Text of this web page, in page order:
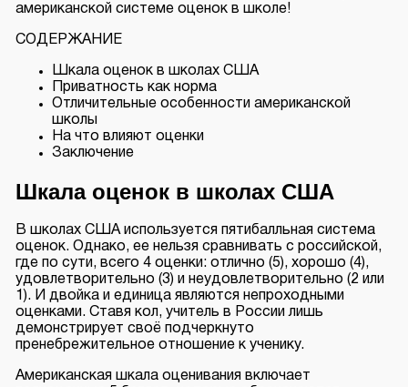
американской системе оценок в школе!
СОДЕРЖАНИЕ
Шкала оценок в школах США
Приватность как норма
Отличительные особенности американской
школы
На что влияют оценки
Заключение
Шкала оценок в школах США
В школах США используется пятибалльная система
оценок. Однако, ее нельзя сравнивать с российской,
где по сути, всего 4 оценки: отлично (5), хорошо (4),
удовлетворительно (3) и неудовлетворительно (2 или
1). И двойка и единица являются непроходными
оценками. Ставя кол, учитель в России лишь
демонстрирует своё подчеркнуто
пренебрежительное отношение к ученику.
Американская шкала оценивания включает